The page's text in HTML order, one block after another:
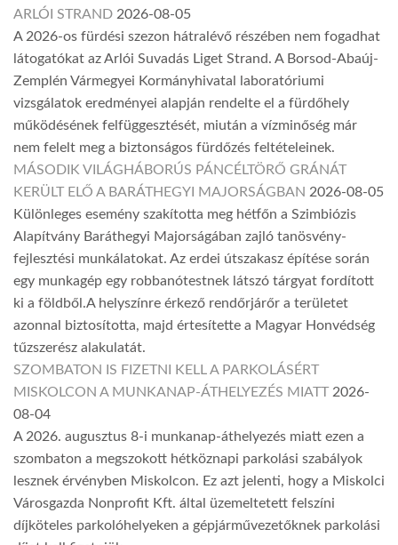
ARLÓI STRAND 2026-08-05
A 2026-os fürdési szezon hátralévő részében nem fogadhat
látogatókat az Arlói Suvadás Liget Strand. A Borsod-Abaúj-
Zemplén Vármegyei Kormányhivatal laboratóriumi
vizsgálatok eredményei alapján rendelte el a fürdőhely
működésének felfüggesztését, miután a vízminőség már
nem felelt meg a biztonságos fürdőzés feltételeinek.
MÁSODIK VILÁGHÁBORÚS PÁNCÉLTÖRŐ GRÁNÁT
KERÜLT ELŐ A BARÁTHEGYI MAJORSÁGBAN 2026-08-05
Különleges esemény szakította meg hétfőn a Szimbiózis
Alapítvány Baráthegyi Majorságában zajló tanösvény-
fejlesztési munkálatokat. Az erdei útszakasz építése során
egy munkagép egy robbanótestnek látszó tárgyat fordított
ki a földből.A helyszínre érkező rendőrjárőr a területet
azonnal biztosította, majd értesítette a Magyar Honvédség
tűzszerész alakulatát.
SZOMBATON IS FIZETNI KELL A PARKOLÁSÉRT
MISKOLCON A MUNKANAP-ÁTHELYEZÉS MIATT 2026-
08-04
A 2026. augusztus 8-i munkanap-áthelyezés miatt ezen a
szombaton a megszokott hétköznapi parkolási szabályok
lesznek érvényben Miskolcon. Ez azt jelenti, hogy a Miskolci
Városgazda Nonprofit Kft. által üzemeltetett felszíni
díjköteles parkolóhelyeken a gépjárművezetőknek parkolási